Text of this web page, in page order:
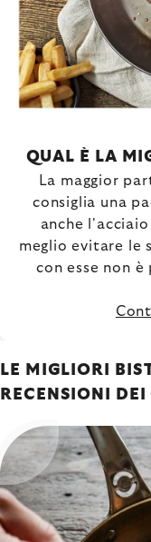
QUAL È LA
La maggior
consiglia una
anche
meglio evitare le
con esse non
LE MIGLIORI
RECENSIONI DEI